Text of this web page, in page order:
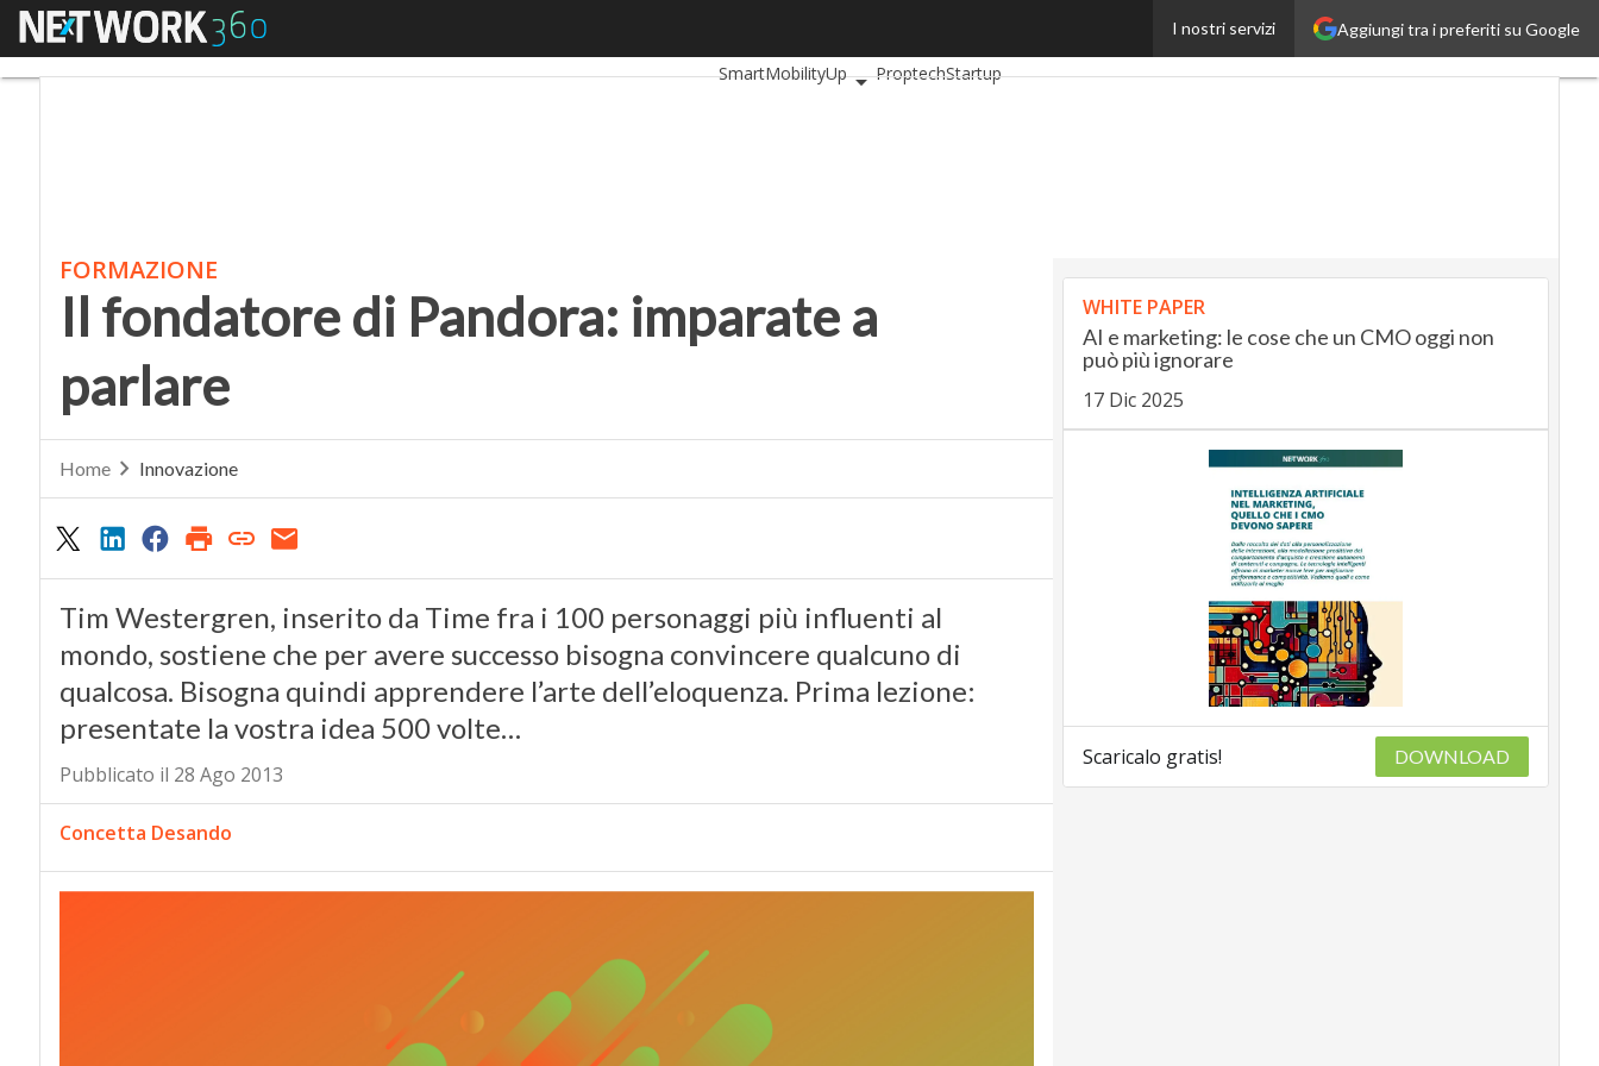
Aggiungi tra i preferiti su Google
I nostri servizi
Menu
RetailUp
SmartMobilityUp
ProptechStartup
FORMAZIONE
Il fondatore di Pandora: imparate a
parlare
Home Innovazione
Tim Westergren, inserito da Time fra i 100 personaggi più influenti al
mondo, sostiene che per avere successo bisogna convincere qualcuno di
qualcosa. Bisogna quindi apprendere l’arte dell’eloquenza. Prima lezione:
presentate la vostra idea 500 volte…
Pubblicato il 28 Ago 2013
Concetta Desando
WHITE PAPER
AI e marketing: le cose che un CMO oggi non
può più ignorare
17 Dic 2025
Scaricalo gratis! DOWNLOAD